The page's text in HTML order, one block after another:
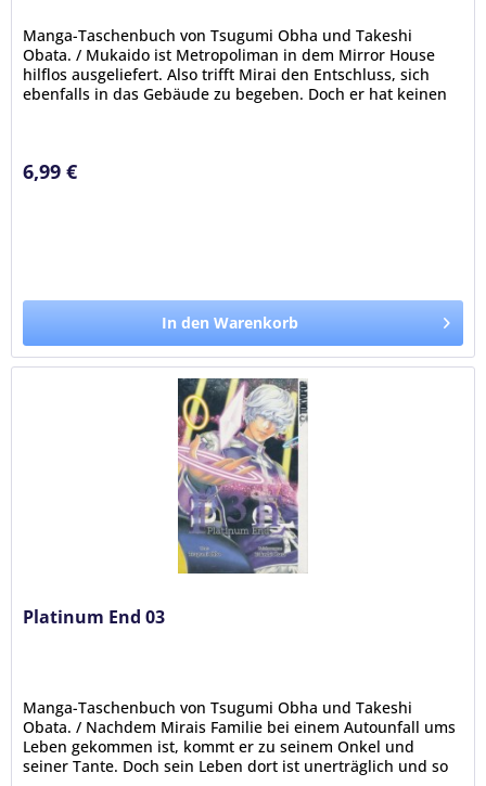
Manga-Taschenbuch von Tsugumi Obha und Takeshi
Obata. / Mukaido ist Metropoliman in dem Mirror House
hilflos ausgeliefert. Also trifft Mirai den Entschluss, sich
ebenfalls in das Gebäude zu begeben. Doch er hat keinen
6,99 €
In den Warenkorb
Platinum End 03
Manga-Taschenbuch von Tsugumi Obha und Takeshi
Obata. / Nachdem Mirais Familie bei einem Autounfall ums
Leben gekommen ist, kommt er zu seinem Onkel und
seiner Tante. Doch sein Leben dort ist unerträglich und so